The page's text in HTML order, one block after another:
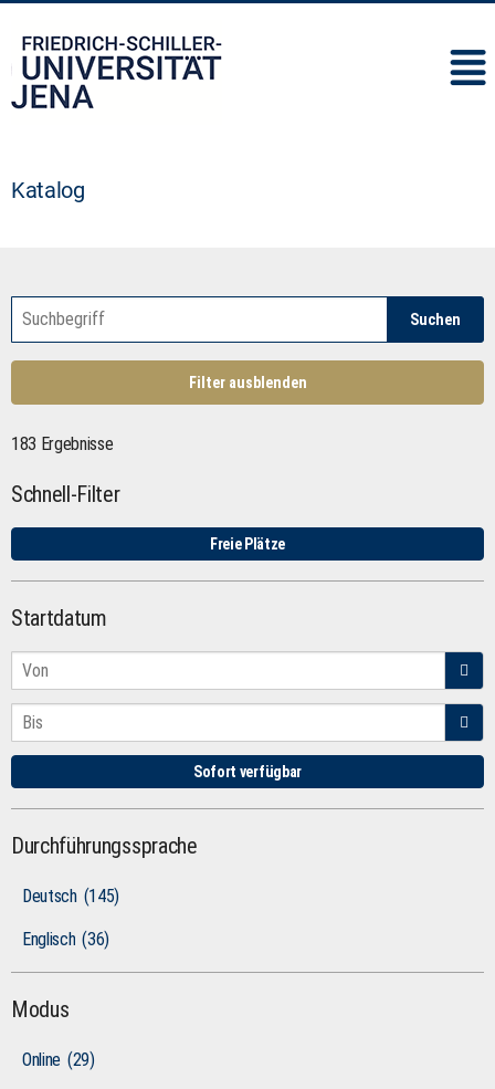
Katalog
Suchen
Filter ausblenden
183 Ergebnisse
Schnell-Filter
Freie Plätze
Startdatum
Sofort verfügbar
Durchführungssprache
Deutsch (145)
Englisch (36)
Modus
Online (29)